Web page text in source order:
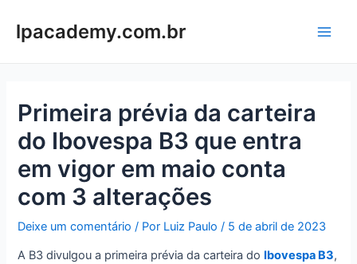
paralpacademy.com.br
Primeira prévia da carteira
do Ibovespa B3 que entra
em vigor em maio conta
com 3 alterações
Deixe um comentário / Por Luiz Paulo/ 5 de abril de 2023
A B3 divulgou a primeira prévia da carteira do Ibovespa B3,